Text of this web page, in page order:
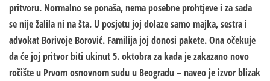
pritvoru. Normalno se ponaša, nema posebne prohtjeve i za sada
se nije žalila ni na šta. U posjetu joj dolaze samo majka, sestra i
advokat Borivoje Borović. Familija joj donosi pakete. Ona očekuje
da će joj pritvor biti ukinut 5. oktobra za kada je zakazano novo
ročište u Prvom osnovnom sudu u Beogradu – naveo je izvor blizak